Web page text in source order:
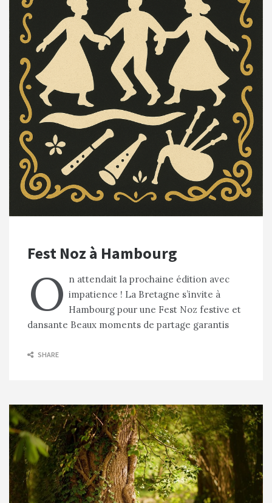
Fest Noz à Hambourg
O n attendait la prochaine édition avec
impatience ! La Bretagne s’invite à
Hambourg pour une Fest Noz festive et
dansante Beaux moments de partage garantis
SHARE